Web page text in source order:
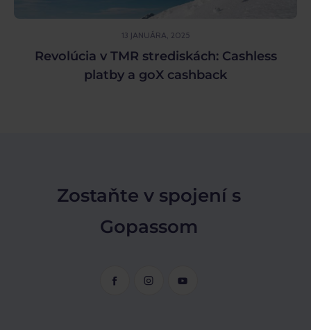
13 JANUÁRA, 2025
Revolúcia v TMR strediskách: Cashless
platby a goX cashback
Zostaňte v spojení s
Gopassom